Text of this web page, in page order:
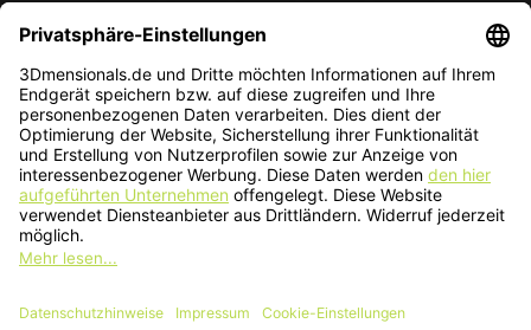
* Alle Preise in EUR inkl. gesetzl. Mehrwertsteuer zzgl. Versandkosten.
Änderungen und Irrtümer vorbehalten. Nur solange der Vorrat reicht.
© 2026 3Dmensionals / PONTIALIS GmbH & Co. KG - All Rights Reserved.​
Kundenbewertung